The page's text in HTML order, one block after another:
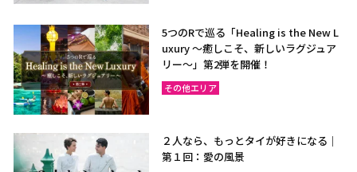
5つのRで巡る「Healing is the New L
uxury ～癒しこそ、新しいラグジュア
リー〜」第2弾を開催！
その他エリア
２人なら、もっとタイが好きになる｜
第１回：愛の風景